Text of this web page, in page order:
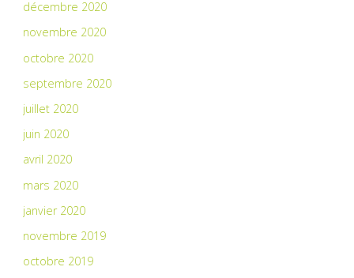
décembre 2020
novembre 2020
octobre 2020
septembre 2020
juillet 2020
juin 2020
avril 2020
mars 2020
janvier 2020
novembre 2019
octobre 2019